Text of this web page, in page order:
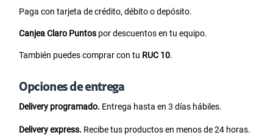
Paga con tarjeta de crédito, débito o depósito.
Canjea Claro Puntos por descuentos en tu equipo.
También puedes comprar con tu RUC 10.
Opciones de entrega
Delivery programado. Entrega hasta en 3 días hábiles.
Delivery express. Recibe tus productos en menos de 24 horas.